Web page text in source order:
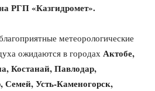
РГП «Казгидромет».
метеорологические
ожидаются в городах Актобе,
Костанай, Павлодар,
Семей, Усть-Каменогорск,